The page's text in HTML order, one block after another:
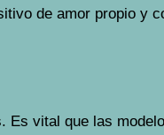
de amor propio y
vital que las